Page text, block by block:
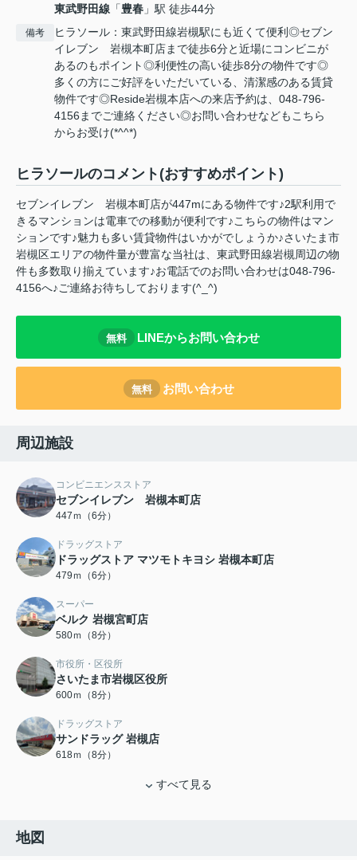
東武野田線 「豊春 」駅 徒歩44分
備考
ヒラソール：東武野田線岩槻駅にも近くて便利◎セブン
イレブン 岩槻本町店まで徒歩6分と近場にコンビニが
あるのもポイント◎利便性の高い徒歩8分の物件です◎
多くの方にご好評をいただいている、清潔感のある賃貸
物件です◎Reside岩槻本店への来店予約は、048-796-
4156までご連絡ください◎お問い合わせなどもこちら
からお受け(*^^*)
ヒラソールのコメント(おすすめポイント)
セブンイレブン 岩槻本町店が447mにある物件です♪2駅利用で
きるマンションは電車での移動が便利です♪こちらの物件はマン
ションです♪魅力も多い賃貸物件はいかがでしょうか♪さいたま市
岩槻区エリアの物件量が豊富な当社は、東武野田線岩槻周辺の物
件も多数取り揃えています♪お電話でのお問い合わせは048-796-
4156へ♪ご連絡お待ちしております(^_^)
無料 LINEからお問い合わせ
無料 お問い合わせ
周辺施設
コンビニエンスストア
セブンイレブン 岩槻本町店
447ｍ（6分）
ドラッグストア
ドラッグストア マツモトキヨシ 岩槻本町店
479ｍ（6分）
スーパー
ベルク 岩槻宮町店
580ｍ（8分）
市役所・区役所
さいたま市岩槻区役所
600ｍ（8分）
ドラッグストア
サンドラッグ 岩槻店
618ｍ（8分）
すべて見る
地図